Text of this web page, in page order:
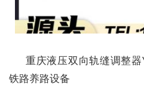
重庆液压双向轨缝调整器
铁路养路设备